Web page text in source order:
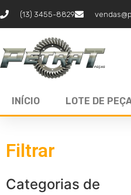
(13) 3455-8829
INÍCIO LOTE DE
Filtrar
Categorias de